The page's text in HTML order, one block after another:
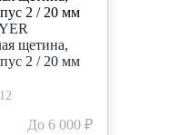
щетина,
2 / 20 мм
До 6 000 ₽